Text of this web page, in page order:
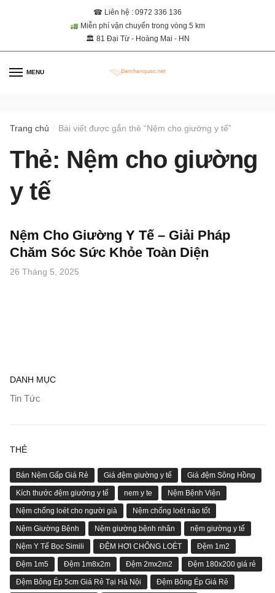
☎ Liên hệ : 0972 336 136
Miễn phí vận chuyển trong vòng 5 km
🏛 81 Đại Từ - Hoàng Mai - HN
MENU
Trang chủ / Bài viết được gắn thẻ “Nệm cho giường y tế”
Thẻ: Nệm cho giường
y tế
Nệm Cho Giường Y Tế – Giải Pháp
Chăm Sóc Sức Khỏe Toàn Diện
26 Tháng 5, 2025
DANH MỤC
Tin Tức
THẺ
Bán Nệm Gấp Giá Rẻ Giá đệm giường y tế Giá đệm Sông Hồng
Kích thước đệm giường y tế nem y te Nệm Bệnh Viện
Nệm chống loét cho người già Nệm chống loét nào tốt
Nệm Giường Bệnh Nệm giường bệnh nhân nệm giường y tế
Nệm Y Tế Bọc Simili ĐỆM HƠI CHỐNG LOÉT Đệm 1m2
Đệm 1m5 Đệm 1m8x2m Đệm 2mx2m2 Đệm 180x200 giá rẻ
Đệm Bông Ép 5cm Giá Rẻ Tại Hà Nội Đệm Bông Ép Giá Rẻ